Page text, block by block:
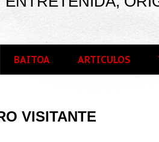
BAITOA ARTICULOS
VISITANTE